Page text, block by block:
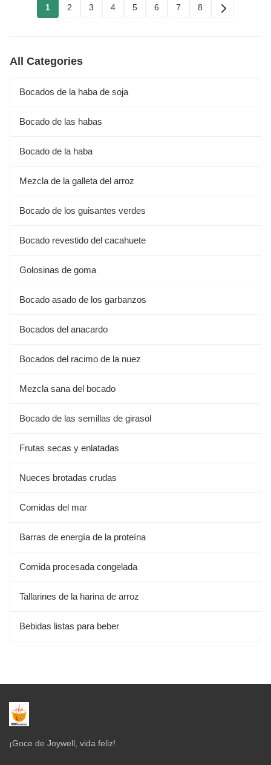
1 2 3 4 5 6 7 8
All Categories
Bocados de la haba de soja
Bocado de las habas
Bocado de la haba
Mezcla de la galleta del arroz
Bocado de los guisantes verdes
Bocado revestido del cacahuete
Golosinas de goma
Bocado asado de los garbanzos
Bocados del anacardo
Bocados del racimo de la nuez
Mezcla sana del bocado
Bocado de las semillas de girasol
Frutas secas y enlatadas
Nueces brotadas crudas
Comidas del mar
Barras de energía de la proteína
Comida procesada congelada
Tallarines de la harina de arroz
Bebidas listas para beber
¡Goce de Joywell, vida feliz!